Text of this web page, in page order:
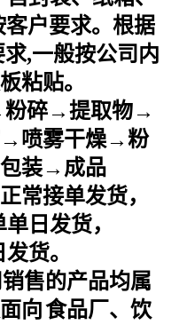
户要求。根据
求,一般按公司内
粘贴。
碎→提取物→
喷雾干燥→粉
装→成品
常接单发货，
日发货，
货。
售的产品均属
向食品厂、饮